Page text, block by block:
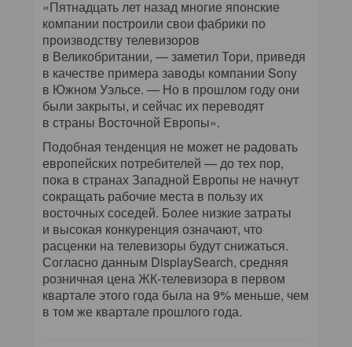
«Пятнадцать лет назад многие японские
компании построили свои фабрики по
производству телевизоров
в Великобритании, — заметил Тори, приведя
в качестве примера заводы компании Sony
в Южном Уэльсе. — Но в прошлом году они
были закрыты, и сейчас их переводят
в страны Восточной Европы».
Подобная тенденция не может не радовать
европейских потребителей — до тех пор,
пока в странах Западной Европы не начнут
сокращать рабочие места в пользу их
восточных соседей. Более низкие затраты
и высокая конкуренция означают, что
расценки на телевизоры будут снижаться.
Согласно данным DisplaySearch, средняя
розничная цена ЖК-телевизора в первом
квартале этого года была на 9% меньше, чем
в том же квартале прошлого года.